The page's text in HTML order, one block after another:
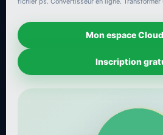
Mon espace
Inscription